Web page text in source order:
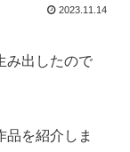
2023.11.14
み出したので
品を紹介しま